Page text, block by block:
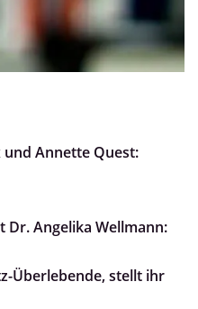
Annette Quest:
Angelika Wellmann:
Überlebende, stellt ihr